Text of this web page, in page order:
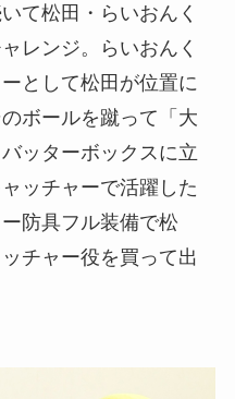
て松田・らいおんく
レンジ。らいおんく
として松田が位置に
ボールを蹴って「大
ッターボックスに立
ッチャーで活躍した
防具フル装備で松
チャー役を買って出